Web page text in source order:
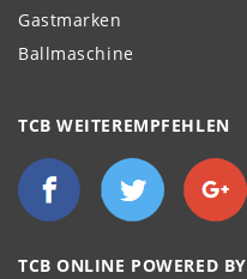
Gastmarken
Ballmaschine
TCB WEITEREMPFEHLEN
TCB ONLINE POWERED BY